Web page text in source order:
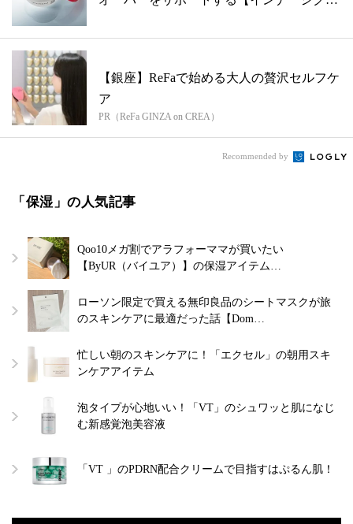
【銀座】ReFaで始める大人の贅沢セルフケ
ア
PR（ReFa GINZA on CREA）
Recommended by
「保湿」の人気記事
Qoo10メガ割でアラフォーママが買いたい
【ByUR（バイユア）】の保湿アイテム…
ローソン限定で買える無印良品のシートマスクが旅
のスキンケアに最適だった話【Dom…
忙しい朝のスキンケアに！「エクセル」の朝用スキ
ンケアアイテム
泡タイプが心地いい！「VT」のシュワッと肌になじ
む新感覚泡美容液
「VT 」のPDRN配合クリームで目指すはぷるん肌！